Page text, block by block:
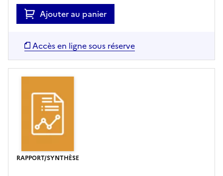
Ajouter au panier
Accès en ligne sous réserve
RAPPORT/SYNTHÈSE